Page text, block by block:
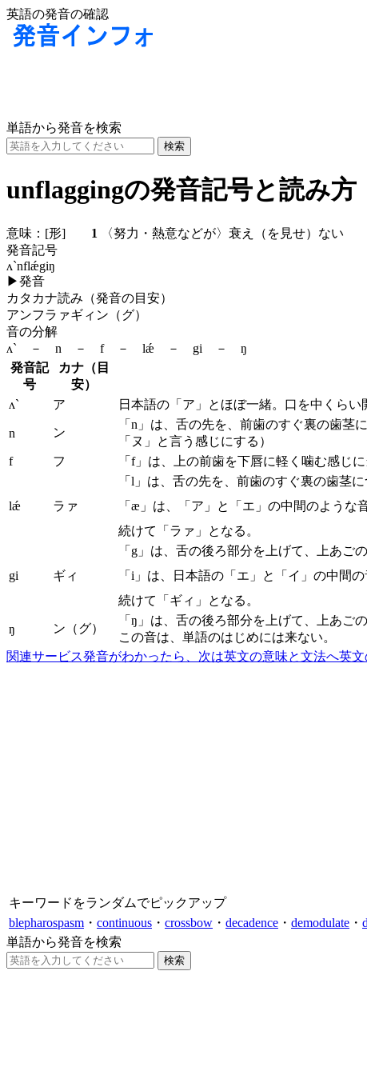
英語の発音の確認
単語から発音を検索
unflaggingの発音記号と読み方
意味： [形] 1 〈努力・熱意などが〉衰え（を見せ）ない
発音記号
ʌ`nflǽgiŋ
▶発音
カタカナ読み（発音の目安）
アンフラァギィン（グ）
音の分解
ʌ` － n － f － lǽ － gi － ŋ
発音記
号
カナ（目
安）
ʌ` ア 日本語の「ア」とほぼ一緒。口を中くらい
n ン
「n」は、舌の先を、前歯のすぐ裏の歯
「ヌ」と言う感じにする）
f
フ 「f」は、上の前歯を下唇に軽く噛む感じ
lǽ ラァ
「l」は、舌の先を、前歯のすぐ裏の歯茎
「æ」は、「ア」と「エ」の中間のような
続けて「ラァ」となる。
gi ギィ
「g」は、舌の後ろ部分を上げて、上あご
「i」は、日本語の「エ」と「イ」の中間
続けて「ギィ」となる。
ŋ ン（グ）
「ŋ」は、舌の後ろ部分を上げて、上あご
この音は、単語のはじめには来ない。
関連サービス発音がわかったら、次は英文の意味と文法へ英
キーワードをランダムでピックアップ
blepharospasm ・ continuous ・ crossbow ・ decadence ・ demodulate ・
単語から発音を検索